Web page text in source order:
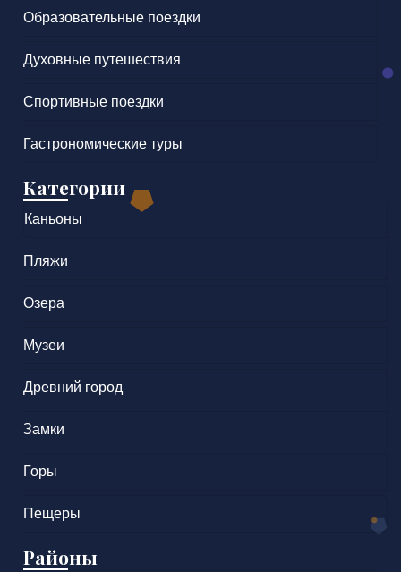
Образовательные поездки
Духовные путешествия
Спортивные поездки
Гастрономические туры
Категории
Каньоны
Пляжи
Озера
Музеи
Древний город
Замки
Горы
Пещеры
Районы